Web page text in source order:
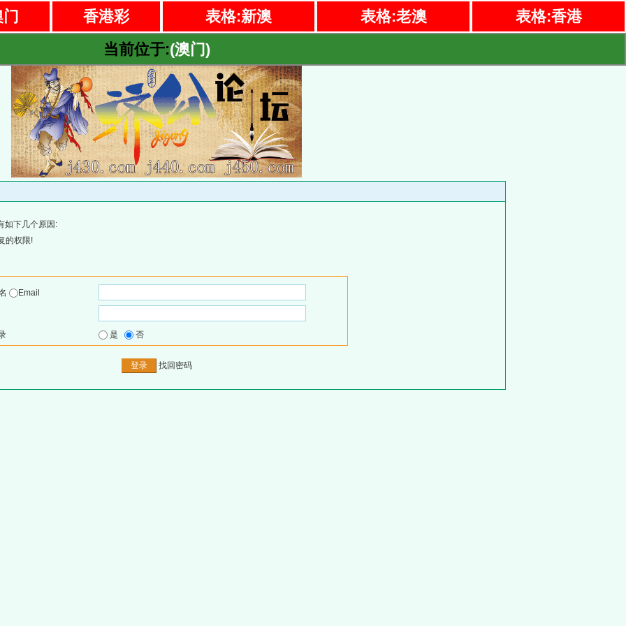
香港彩 表格:新澳 表格:老澳
表格:香港
当前位于:(澳门)
如下几个原因:
的权限!
Email
是 否
找回密码